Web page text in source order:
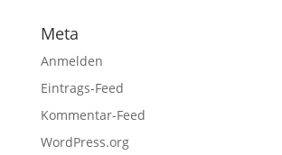
Meta
Anmelden
Eintrags-Feed
Kommentar-Feed
WordPress.org